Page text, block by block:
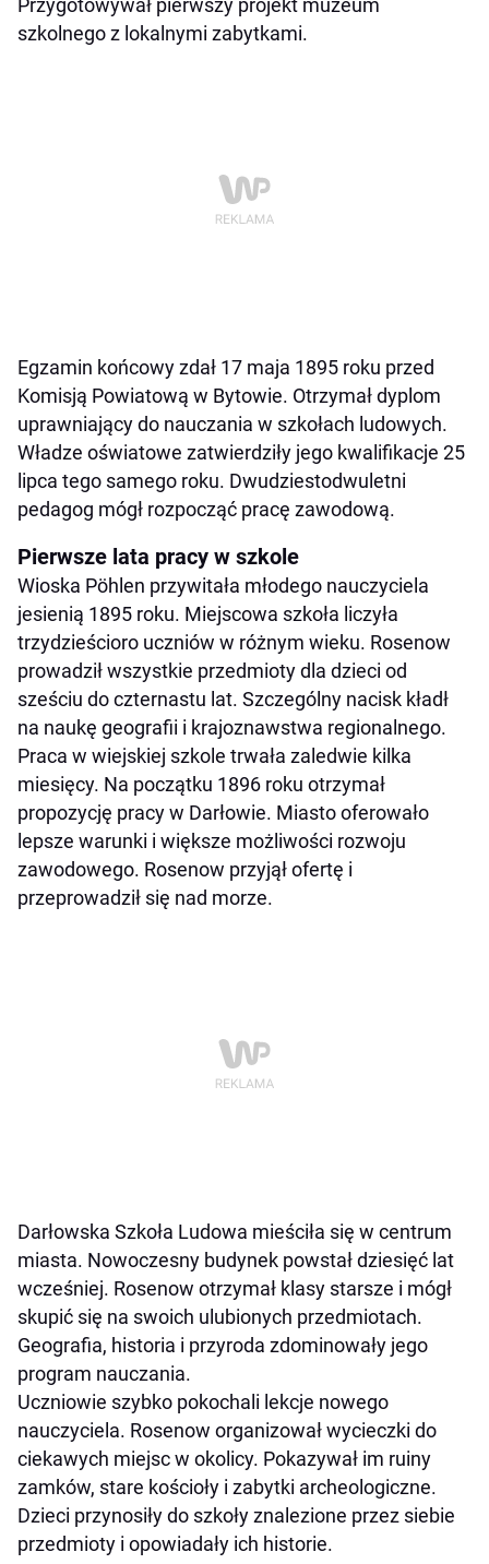
szkolnego z lokalnymi zabytkami.
Egzamin końcowy zdał 17 maja 1895 roku przed
Komisją Powiatową w Bytowie. Otrzymał dyplom
uprawniający do nauczania w szkołach ludowych.
Władze oświatowe zatwierdziły jego kwalifikacje 25
lipca tego samego roku. Dwudziestodwuletni
pedagog mógł rozpocząć pracę zawodową.
Pierwsze lata pracy w szkole
Wioska Pöhlen przywitała młodego nauczyciela
jesienią 1895 roku. Miejscowa szkoła liczyła
trzydzieścioro uczniów w różnym wieku. Rosenow
prowadził wszystkie przedmioty dla dzieci od
sześciu do czternastu lat. Szczególny nacisk kładł
na naukę geografii i krajoznawstwa regionalnego.
Praca w wiejskiej szkole trwała zaledwie kilka
miesięcy. Na początku 1896 roku otrzymał
propozycję pracy w Darłowie. Miasto oferowało
lepsze warunki i większe możliwości rozwoju
zawodowego. Rosenow przyjął ofertę i
przeprowadził się nad morze.
Darłowska Szkoła Ludowa mieściła się w centrum
miasta. Nowoczesny budynek powstał dziesięć lat
wcześniej. Rosenow otrzymał klasy starsze i mógł
skupić się na swoich ulubionych przedmiotach.
Geografia, historia i przyroda zdominowały jego
program nauczania.
Uczniowie szybko pokochali lekcje nowego
nauczyciela. Rosenow organizował wycieczki do
ciekawych miejsc w okolicy. Pokazywał im ruiny
zamków, stare kościoły i zabytki archeologiczne.
Dzieci przynosiły do szkoły znalezione przez siebie
przedmioty i opowiadały ich historie.